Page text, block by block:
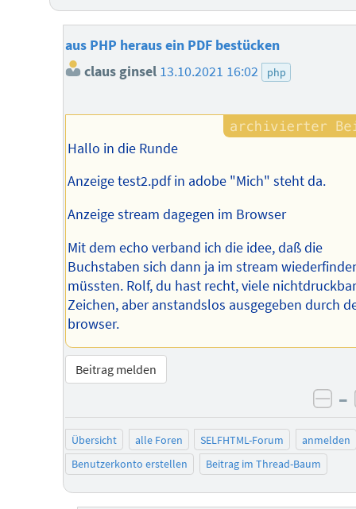
aus PHP heraus ein PDF bestücken
claus ginsel 13.10.2021 16:02 php
Hallo in die Runde
Anzeige test2.pdf in adobe "Mich" steht da.
Anzeige stream dagegen im Browser
Mit dem echo verband ich die idee, daß die
Buchstaben sich dann ja im stream
müssten. Rolf, du hast recht, viele
Zeichen, aber anstandslos ausgegeben durch
browser.
Beitrag melden
–
Übersicht alle Foren SELFHTML-Forum
anmelden
Benutzerkonto erstellen
Beitrag im Thread-Baum